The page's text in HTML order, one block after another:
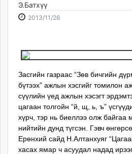
dorgio.mn
Gogo.mn
zindaa.mn
Baabar.mn
tovch.mn
ikon.mn
mnb.mn
Livetv.mn
Eguur.mn
24tsag.mn
Э.Батхүү
2013/11/262013-
17:06:26
2026-
15:39:54
Засгийн газраас “Зөв бичгийн
бүтээх” ажлын хэсгийг томилон
сүүлийн үед ажлын хэсэгт
цагаан толгойн “й, щ, ь, ъ”
хүрч, тэр нь биеллээ олж байгаа
нийтийн дунд түгсэн. Гэвч
Ерөнхий сайд Н.Алтанхуяг
хасах ямар ч асуудал надад